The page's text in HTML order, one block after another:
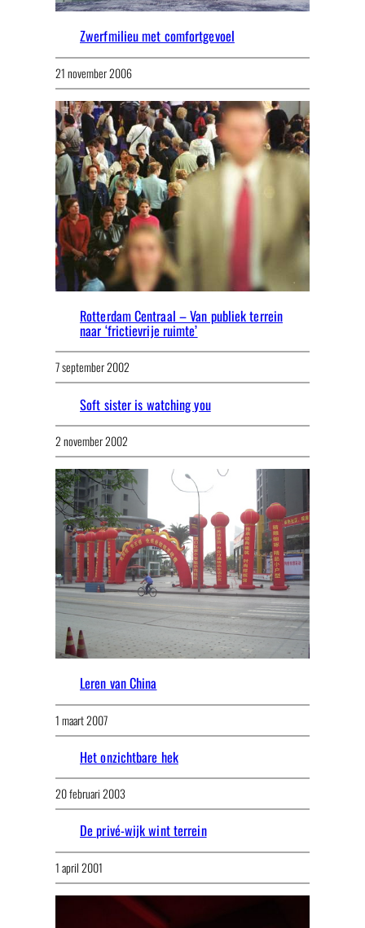
Zwerfmilieu met comfortgevoel
21 november 2006
Rotterdam Centraal – Van publiek terrein
naar ‘frictievrije ruimte’
7 september 2002
Soft sister is watching you
2 november 2002
Leren van China
1 maart 2007
Het onzichtbare hek
20 februari 2003
De privé-wijk wint terrein
1 april 2001